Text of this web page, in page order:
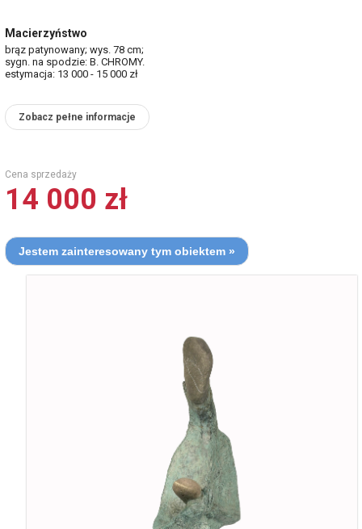
Macierzyństwo
brąz patynowany; wys. 78 cm;
sygn. na spodzie: B. CHROMY.
estymacja: 13 000 - 15 000 zł
Zobacz pełne informacje
Cena sprzedaży
14 000 zł